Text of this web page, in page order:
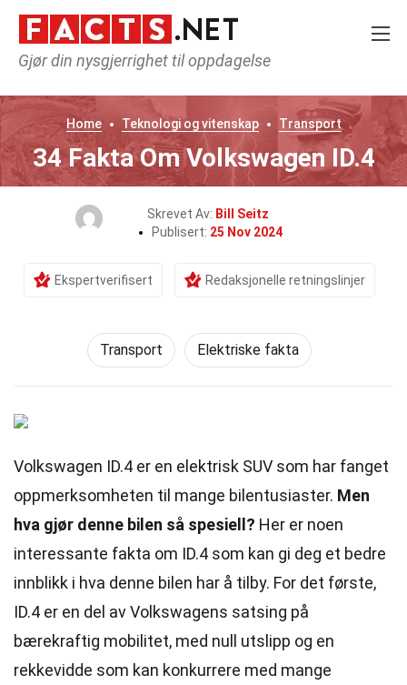
Gjør din nysgjerrighet til oppdagelse
Home Teknologi og vitenskap Transport
34 Fakta Om Volkswagen ID.4
Skrevet Av: Bill Seitz
Publisert: 25 Nov 2024
Ekspertverifisert Redaksjonelle retningslinjer
Transport Elektriske fakta
Volkswagen ID.4 er en elektrisk SUV som har fanget
oppmerksomheten til mange bilentusiaster. Men
hva gjør denne bilen så spesiell? Her er noen
interessante fakta om ID.4 som kan gi deg et bedre
innblikk i hva denne bilen har å tilby. For det første,
ID.4 er en del av Volkswagens satsing på
bærekraftig mobilitet, med null utslipp og en
rekkevidde som kan konkurrere med mange